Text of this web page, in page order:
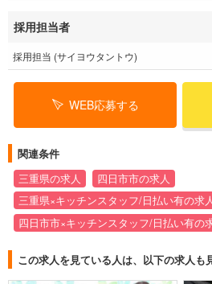
採用担当者
採用担当 (サイヨウタントウ)
WEB応募する
関連条件
三重県の求人
四日市市の求人
三重県×キッチンスタッフ/日払い有の求
四日市市×キッチンスタッフ/日払い有の
この求人を見ている人は、以下の求人も